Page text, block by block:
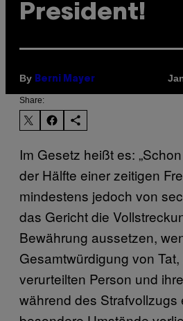
President!
By Berni Mayer
Share:
Im Gesetz heißt es:
der Hälfte einer zeitigen
mindestens jedoch von
das Gericht die
Bewährung aussetzen,
Gesamtwürdigung von
verurteilten Person und
während des Strafvollzugs